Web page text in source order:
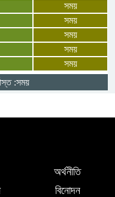
আইল কাটাকে কেন্দ্র করে
অভিযোগ ও মামলা
অস্ত্রের মুখে ধর্ষণের
মামলা ধর্ষক গ্রেফতার
সময়
সময়
সময়
সময়
সময়
:সময়
অর্থনীতি
বিনোদন